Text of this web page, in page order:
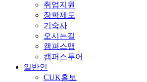
취업지원
장학제도
기숙사
오시는길
캠퍼스맵
캠퍼스투어
일반인
CUK홍보